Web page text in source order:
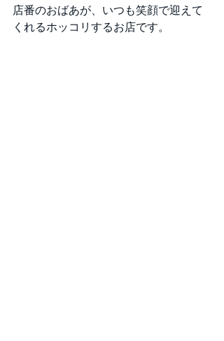
店番のおばあが、いつも笑顔で迎えて
くれるホッコリするお店です。